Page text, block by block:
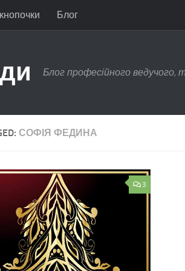
Блог
Блог професійного
СОФІЯ ФЕДИНА
3